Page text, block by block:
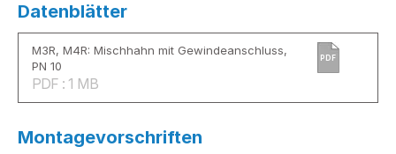
Datenblätter
M3R, M4R: Mischhahn mit Gewindeanschluss,
PN 10
PDF : 1 MB
PDF
Montagevorschriften